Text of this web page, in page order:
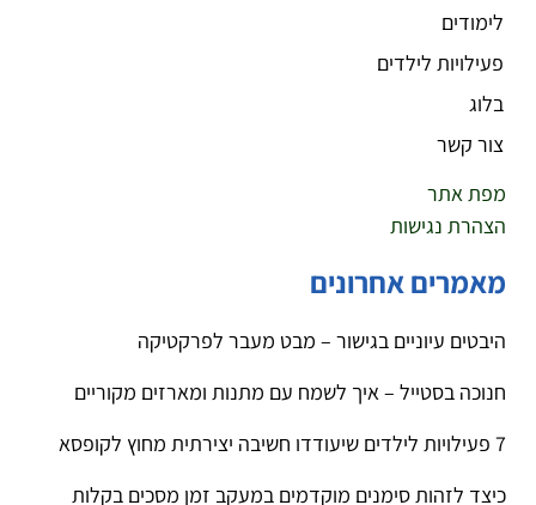
לימודים
פעילויות לילדים
בלוג
צור קשר
מפת אתר
הצהרת נגישות
מאמרים אחרונים
היבטים עיוניים בגישור – מבט מעבר לפרקטיקה
חנוכה בסטייל – איך לשמח עם מתנות ומארזים מקוריים
7 פעילויות לילדים שיעודדו חשיבה יצירתית מחוץ לקופסא
כיצד לזהות סימנים מוקדמים במעקב זמן מסכים בקלות